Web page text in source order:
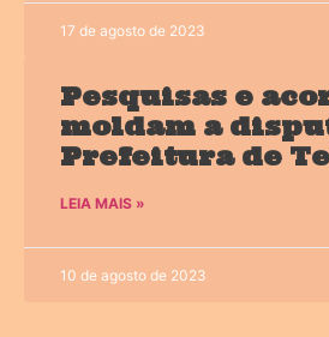
17 de agosto de 2023
Pesquisas e
moldam a
Prefeitura de
LEIA MAIS »
10 de agosto de 2023